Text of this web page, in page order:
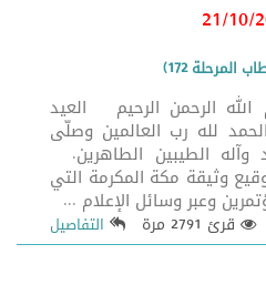
21/10/
المرحلة 172)
172 بسم الله الرحمن الرحيم العيد
لله رب العالمين وصلّى
الطيبين الطاهرين.
مكة المكرمة التي
وعبر وسائل الإعلام ...
قرئ 2791 مرة التفاصيل